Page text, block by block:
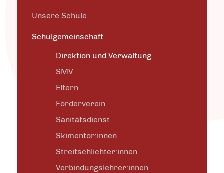
Unsere Schule
Schulgemeinschaft
Direktion und Verwaltung
SMV
Eltern
Förderverein
Sanitätsdienst
Skimentor:innen
Streitschlichter:innen
Verbindungslehrer:innen